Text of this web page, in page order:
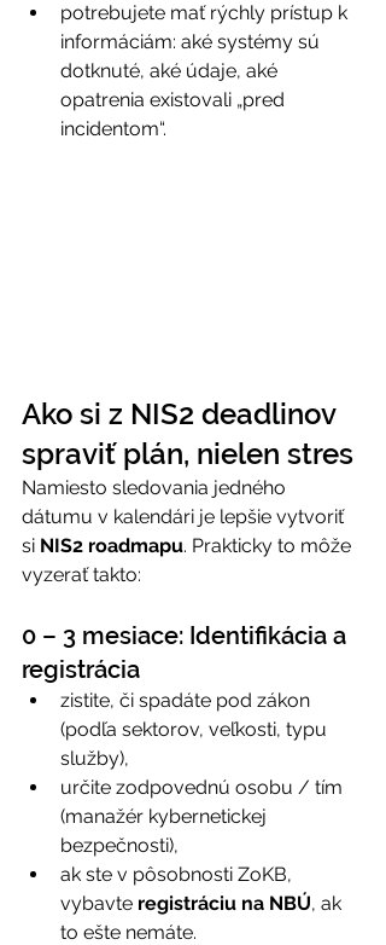
potrebujete mať rýchly prístup k
informáciám: aké systémy sú
dotknuté, aké údaje, aké
opatrenia existovali „pred
incidentom“.
Ako si z NIS2 deadlinov
spraviť plán, nielen stres
Namiesto sledovania jedného
dátumu v kalendári je lepšie vytvoriť
si NIS2 roadmapu. Prakticky to môže
vyzerať takto:
0 – 3 mesiace: Identifikácia a
registrácia
zistite, či spadáte pod zákon
(podľa sektorov, veľkosti, typu
služby),
určite zodpovednú osobu / tím
(manažér kybernetickej
bezpečnosti),
ak ste v pôsobnosti ZoKB,
vybavte registráciu na NBÚ, ak
to ešte nemáte.